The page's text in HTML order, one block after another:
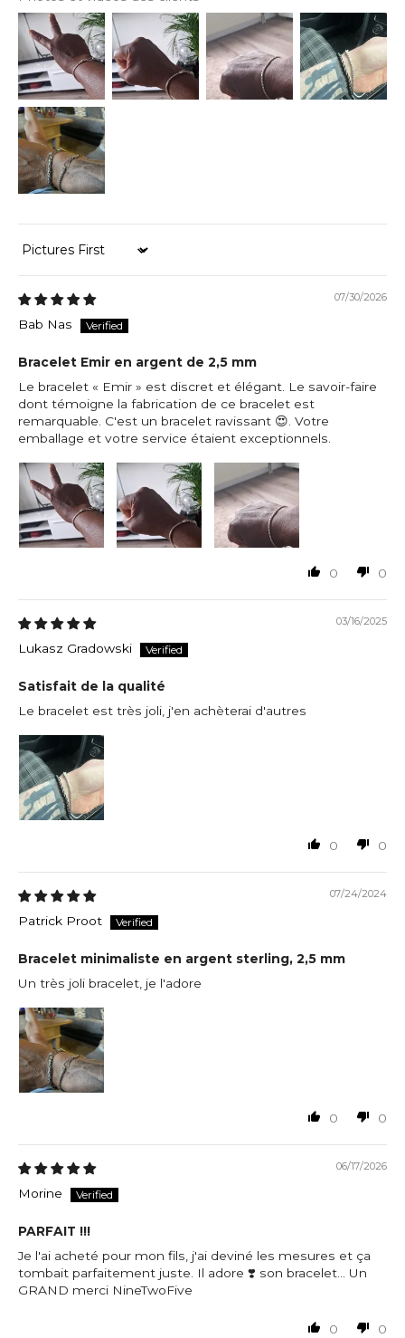
Sort by
07/30/2026
Bab Nas
Bracelet Emir en argent de 2,5 mm
Le bracelet « Emir » est discret et élégant. Le savoir-faire
dont témoigne la fabrication de ce bracelet est
remarquable. C'est un bracelet ravissant 😍. Votre
emballage et votre service étaient exceptionnels.
0 0
03/16/2025
Lukasz Gradowski
Satisfait de la qualité
Le bracelet est très joli, j'en achèterai d'autres
0 0
07/24/2024
Patrick Proot
Bracelet minimaliste en argent sterling, 2,5 mm
Un très joli bracelet, je l'adore
0 0
06/17/2026
Morine
PARFAIT !!!
Je l'ai acheté pour mon fils, j'ai deviné les mesures et ça
tombait parfaitement juste. Il adore ❣️ son bracelet… Un
GRAND merci NineTwoFive
0 0